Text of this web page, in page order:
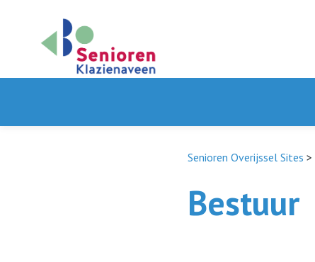
Senioren Overijssel Sites >
Bestuur